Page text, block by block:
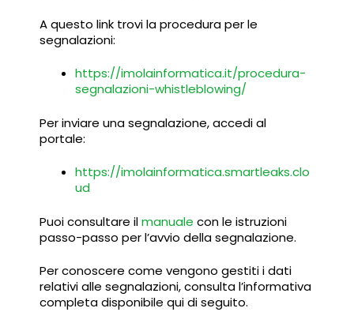
A questo link trovi la procedura per le
segnalazioni:
https://imolainformatica.it/procedura-
segnalazioni-whistleblowing/
Per inviare una segnalazione, accedi al
portale:
https://imolainformatica.smartleaks.clo
ud
Puoi consultare ilmanuale con le istruzioni
passo-passo per l’avvio della segnalazione.
Per conoscere come vengono gestiti i dati
relativi alle segnalazioni, consulta l’informativa
completa disponibile qui di seguito.